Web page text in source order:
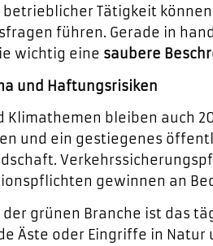
Tätigkeit
führen. Gerade in
wichtig eine saubere
und Haftungsrisiken
Klimathemen bleiben auch
und ein gestiegenes
gewinnen an
grünen Branche ist das
Äste oder Eingriffe in